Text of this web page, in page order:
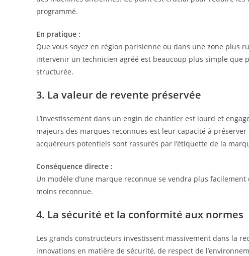
programmé.
En pratique :
Que vous soyez en région parisienne ou dans une zone plus
intervenir un technicien agréé est beaucoup plus simple que
structurée.
3. La valeur de revente préservée
L’investissement dans un engin de chantier est lourd et
majeurs des marques reconnues est leur capacité à
acquéreurs potentiels sont rassurés par l’étiquette de la
Conséquence directe :
Un modèle d’une marque reconnue se vendra plus
moins reconnue.
4. La sécurité et la conformité aux normes
Les grands constructeurs investissent massivement dans la
innovations en matière de sécurité, de respect de